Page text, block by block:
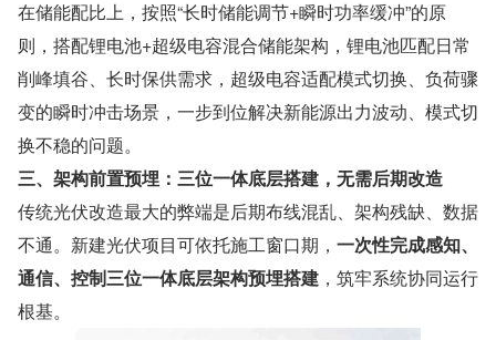
在储能配比上，按照“长时储能调节+瞬时功率缓冲”的原
则，搭配锂电池+超级电容混合储能架构，锂电池匹配日常
削峰填谷、长时保供需求，超级电容适配模式切换、负荷骤
变的瞬时冲击场景，一步到位解决新能源出力波动、模式切
换不稳的问题。
三、架构前置预埋：三位一体底层搭建，无需后期改造
传统光伏改造最大的弊端是后期布线混乱、架构残缺、数据
不通。新建光伏项目可依托施工窗口期， 一次性完成感知、
通信、控制三位一体底层架构预埋搭建 ，筑牢系统协同运行
根基。